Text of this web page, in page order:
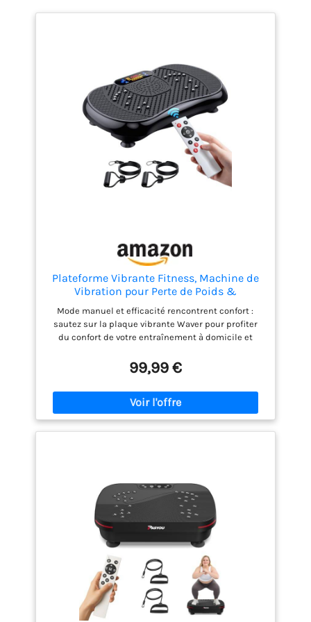
antidérapante, écran intuitif et
Profitez d’un manuel détaillé, d’une
assistance en direct et d’un accès
immédiat à des vidéos d’entraînement
professionnelles pour atteindre vos
objectifs avec LifePro.
Plateforme Vibrante Fitness, Machine de
Vibration pour Perte de Poids &
Récupération, 999 Niveaux d’Intensité et 5
Programmes - Capacité 150kg, Idéal pour
Sportifs - Télécommande & Bandes
incluses.
Mode manuel et efficacité rencontrent confort :
sautez sur la plaque vibrante Waver pour profiter
du confort de votre entraînement à domicile et
niveaux de vitesse, avec trois raccourcis de marche,
jogging et course et bouton M (200 400 600 800
vitesses). Options personnalisées pour votre
entraînement, brûlez simplement plus de calories,
soulagez le stress et obtenez un corps idéal. Mode
automatique et résultats efficaces : le mode
d'entraînement sain. Équipée de bandes de
résistance, vous encouragez l'entraînement de tout
le corps pour brûler des calories et des graisses.
Entraînez-vous en 15 minutes par jour pour
augmenter la densité minérale osseuse, améliorer
le métabolisme et soulager le stress. Renforcez le
corps, soulagement et rééducation : avec l'appareil
de fitness vibrant, vous pouvez réveiller les
muscles de tout le corps et accélérer le
métabolisme et atteindre un objectif
d'entraînement complet du corps. Ce processus
99,99 €